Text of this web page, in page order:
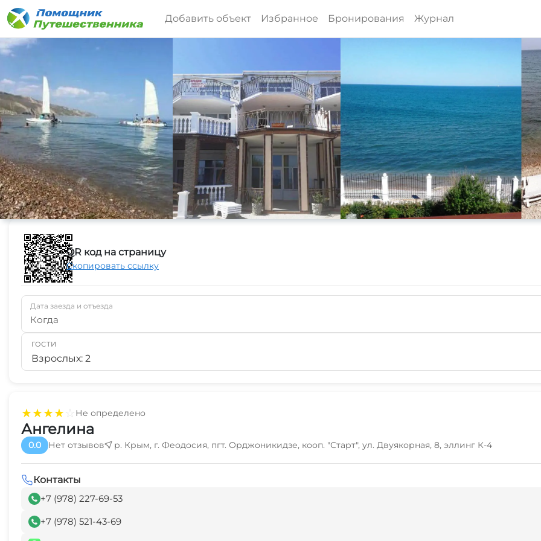
Добавить объект Избранное Бронирования Журнал
★★★★☆Не определено
Ангелина
0.0 Нет отзывов р. Крым, г. Феодосия, пгт. Орджоникидзе, кооп. "Старт", ул. Двуякорная, 8, эллинг К-4
Контакты
+7 (978) 227-69-53
+7 (978) 521-43-69
QR код на страницу
Скопировать ссылку
Дата заезда и отъезда
Когда
ГОСТИ
Взрослых: 2